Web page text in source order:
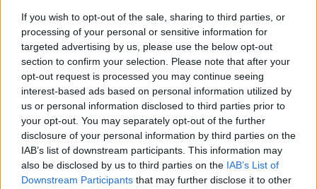
If you wish to opt-out of the sale, sharing to third parties, or
processing of your personal or sensitive information for
targeted advertising by us, please use the below opt-out
section to confirm your selection. Please note that after your
opt-out request is processed you may continue seeing
interest-based ads based on personal information utilized by
us or personal information disclosed to third parties prior to
your opt-out. You may separately opt-out of the further
disclosure of your personal information by third parties on the
IAB’s list of downstream participants. This information may
also be disclosed by us to third parties on the IAB’s List of
Downstream Participants that may further disclose it to other
​Clima ballerino e sbalzi d’umore
La maternità
​L’uomo o l’orso?
Non hanno un amico a teatro​
​Tutta una questione di rispetto
​Cose che ci esauriscono
​Vespa che passione!
​Lasciate ai vostri figli il diritto di piangere
​Parole d’amore regalate al vento
​Essere genitori di un adolescente
​Saper pazientare
​Giornata del Fiocchetto Lilla
​Venerdì emozionalmente sostenibile